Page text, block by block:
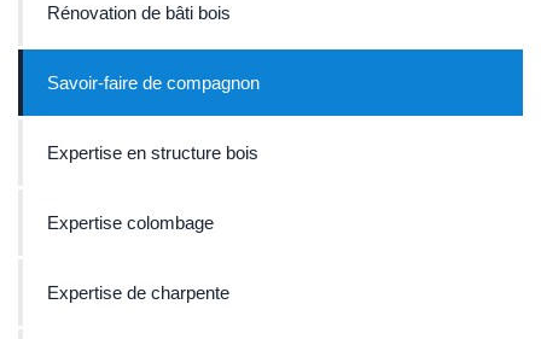
Rénovation de bâti bois
Savoir-faire de compagnon
Expertise en structure bois
Expertise colombage
Expertise de charpente